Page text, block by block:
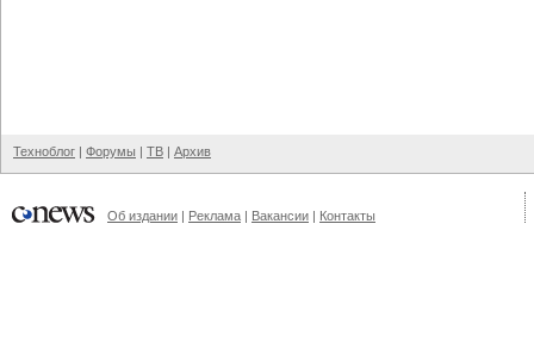
Техноблог | Форумы | ТВ | Архив
Об издании | Реклама | Вакансии | Контакты